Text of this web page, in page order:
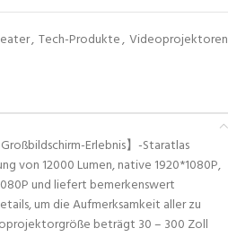
, Tech-Produkte, Videoprojektoren
Erlebnis】-Staratlas
von 12000 Lumen, native 1920*1080P,
und liefert bemerkenswert
um die Aufmerksamkeit aller zu
beträgt 30 – 300 Zoll